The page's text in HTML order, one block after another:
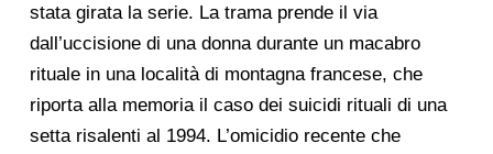
stata girata la serie. La trama prende il via
dall’uccisione di una donna durante un macabro
rituale in una località di montagna francese, che
riporta alla memoria il caso dei suicidi rituali di una
setta risalenti al 1994. L’omicidio recente che